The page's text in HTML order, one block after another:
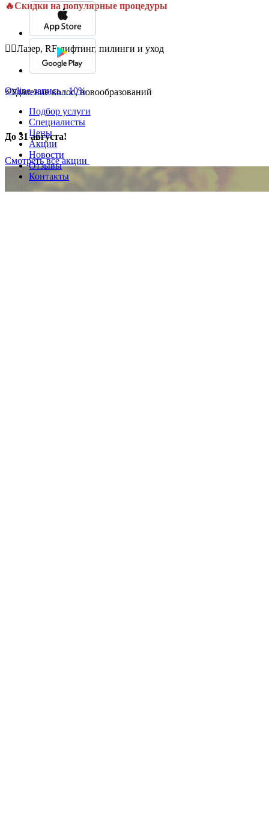
🔥Скидки на популярные процедуры
💆‍♀️Лазер, RF-лифтинг, пилинги и уход
⚡Удаление волос, новообразований
До 31 августа!
Смотреть все акции
Online-запись - 10%
Подбор услуги
Специалисты
Цены
Акции
Новости
Отзывы
Контакты